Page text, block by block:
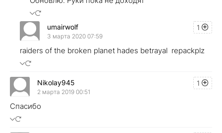
1
umairwolf
3 марта 2020 07:59
raiders of the broken planet hades betrayal repackplz
1
Nikolay945
2 марта 2019 00:51
Спасибо